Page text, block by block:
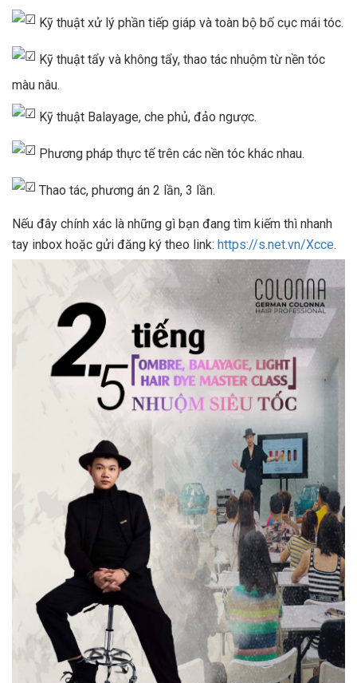
Kỹ thuật xử lý phần tiếp giáp và toàn bộ bố cục mái tóc.
Kỹ thuật tẩy và không tẩy, thao tác nhuộm từ nền tóc
màu nâu.
Kỹ thuật Balayage, che phủ, đảo ngược.
Phương pháp thực tế trên các nền tóc khác nhau.
Thao tác, phương án 2 lần, 3 lần.
Nếu đây chính xác là những gì bạn đang tìm kiếm thì nhanh
tay inbox hoặc gửi đăng ký theo link: https://s.net.vn/Xcce.